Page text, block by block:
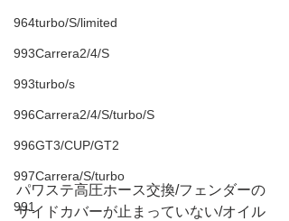
964turbo/S/limited
993Carrera2/4/S
993turbo/s
996Carrera2/4/S/turbo/S
996GT3/CUP/GT2
997Carrera/S/turbo
991
パワステ高圧ホース交換/フェンダーの
サイドカバーが止まっていない/オイル